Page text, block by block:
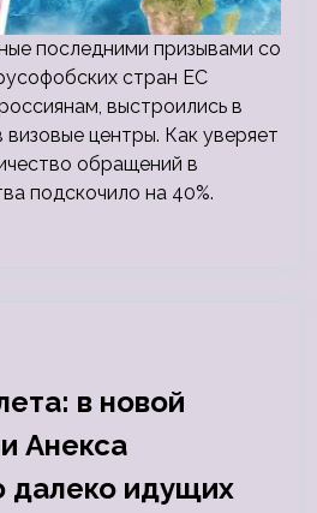
последними призывами со
стран ЕС
выстроились в
центры. Как уверяет
обращений в
подскочило на 40%.
в новой
Анекса
далеко идущих